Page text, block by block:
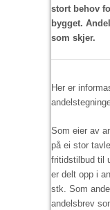
stort behov
bygget.
som skjer.
Her er
Som eier av
på ei stor
fritidstilbud til
er delt opp i
stk. Som
andelsbrev